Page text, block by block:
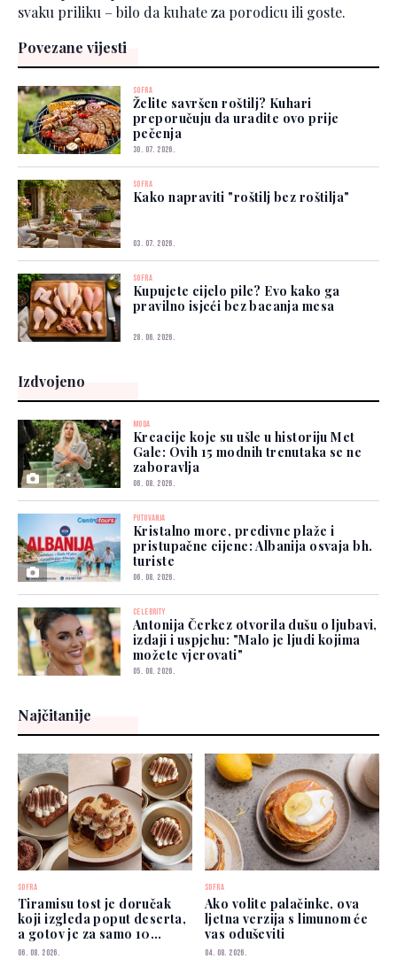
svaku priliku – bilo da kuhate za porodicu ili goste.
Povezane vijesti
SOFRA
Želite savršen roštilj? Kuhari
preporučuju da uradite ovo prije
pečenja
30. 07. 2026.
SOFRA
Kako napraviti "roštilj bez roštilja"
03. 07. 2026.
SOFRA
Kupujete cijelo pile? Evo kako ga
pravilno isjeći bez bacanja mesa
28. 06. 2026.
Izdvojeno
MODA
Kreacije koje su ušle u historiju Met
Gale: Ovih 15 modnih trenutaka se ne
zaboravlja
06. 08. 2026.
PUTOVANJA
Kristalno more, predivne plaže i
pristupačne cijene: Albanija osvaja bh.
turiste
06. 08. 2026.
CELEBRITY
Antonija Čerkez otvorila dušu o ljubavi,
izdaji i uspjehu: "Malo je ljudi kojima
možete vjerovati"
05. 08. 2026.
Najčitanije
SOFRA
Tiramisu tost je doručak
koji izgleda poput deserta,
a gotov je za samo 10
minuta
06. 08. 2026.
SOFRA
Ako volite palačinke, ova
ljetna verzija s limunom će
vas oduševiti
04. 08. 2026.